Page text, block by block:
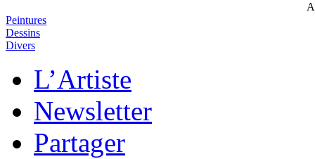
Peintures
Dessins
Divers
L’Artiste
Newsletter
Partager